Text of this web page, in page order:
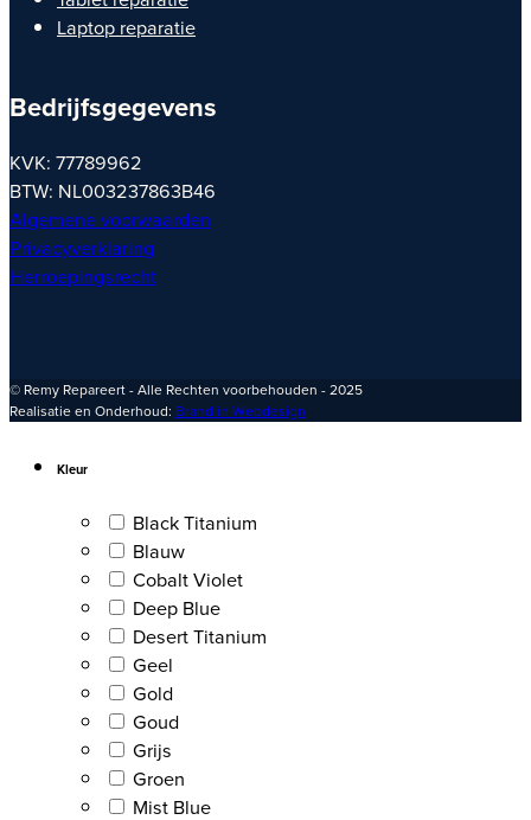
Laptop reparatie
Bedrijfsgegevens
KVK: 77789962
BTW: NL003237863B46
Algemene voorwaarden
Privacyverklaring
Herroepingsrecht
© Remy Repareert - Alle Rechten voorbehouden - 2025
Realisatie en Onderhoud: Brand in Webdesign
Kleur
Black Titanium
Blauw
Cobalt Violet
Deep Blue
Desert Titanium
Geel
Gold
Goud
Grijs
Groen
Mist Blue